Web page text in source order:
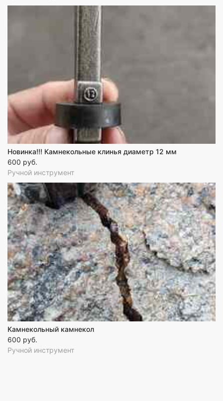
Новинка!!! Камнекольные клинья диаметр 12 мм
600 руб.
Ручной инструмент
Камнекольный камнекол
600 руб.
Ручной инструмент